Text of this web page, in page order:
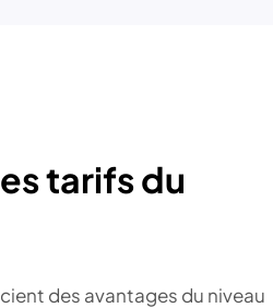
tarifs du
des avantages du niveau